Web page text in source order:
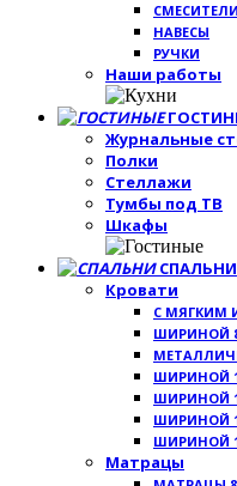
СМЕСИТЕЛИ
НАВЕСЫ
РУЧКИ
Наши работы
Журнальные
Полки
Стеллажи
Тумбы под ТВ
Шкафы
СПАЛЬНИ
Кровати
С МЯГКИМ
ШИРИНОЙ
ШИРИНОЙ
ШИРИНОЙ
ШИРИНОЙ
ШИРИНОЙ
Матрацы